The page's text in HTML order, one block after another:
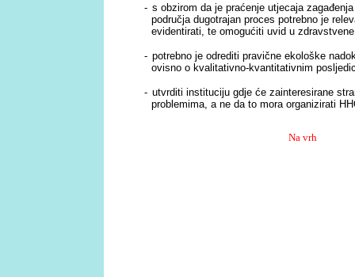
- s obzirom da je praćenje utjecaja
područja dugotrajan proces potrebno je
evidentirati, te omogućiti uvid u
- potrebno je odrediti pravične ekološke
ovisno o kvalitativno-kvantitativnim
- utvrditi instituciju gdje će zainteresirane
problemima, a ne da to mora organizirati
Na vrh